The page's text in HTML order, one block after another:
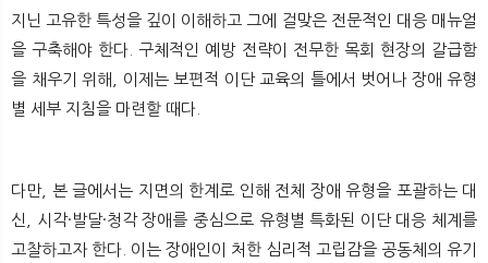
지닌 고유한 특성을 깊이 이해하고 그에 걸맞은 전문적인 대응 매뉴얼
을 구축해야 한다. 구체적인 예방 전략이 전무한 목회 현장의 갈급함
을 채우기 위해, 이제는 보편적 이단 교육의 틀에서 벗어나 장애 유형
별 세부 지침을 마련할 때다.
다만, 본 글에서는 지면의 한계로 인해 전체 장애 유형을 포괄하는 대
신, 시각·발달·청각 장애를 중심으로 유형별 특화된 이단 대응 체계를
고찰하고자 한다. 이는 장애인이 처한 심리적 고립감을 공동체의 유기